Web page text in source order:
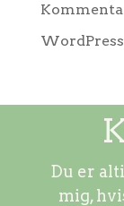
Du er
mig,